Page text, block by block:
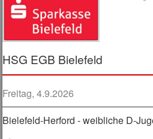
HSG EGB Bielefeld
Freitag, 4.9.2026
Bielefeld-Herford - weibliche D-